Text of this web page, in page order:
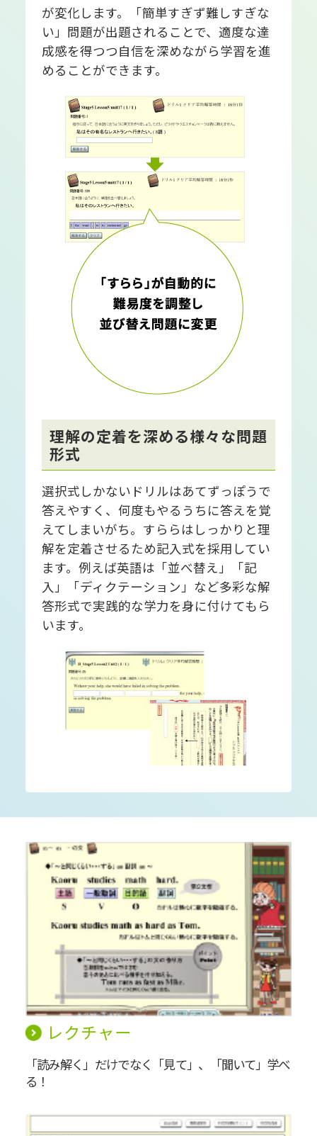
が変化します。「簡単すぎず難しすぎな
い」問題が出題されることで、適度な達
成感を得つつ自信を深めながら学習を進
めることができます。
理解の定着を深める様々な問題
形式
選択式しかないドリルはあてずっぽうで
答えやすく、何度もやるうちに答えを覚
えてしまいがち。すららはしっかりと理
解を定着させるため記入式を採用してい
ます。例えば英語は「並べ替え」「記
入」「ディクテーション」など多彩な解
答形式で実践的な学力を身に付けてもら
います。
レクチャー
「読み解く」だけでなく 「見て」、「聞いて」学べ
る！